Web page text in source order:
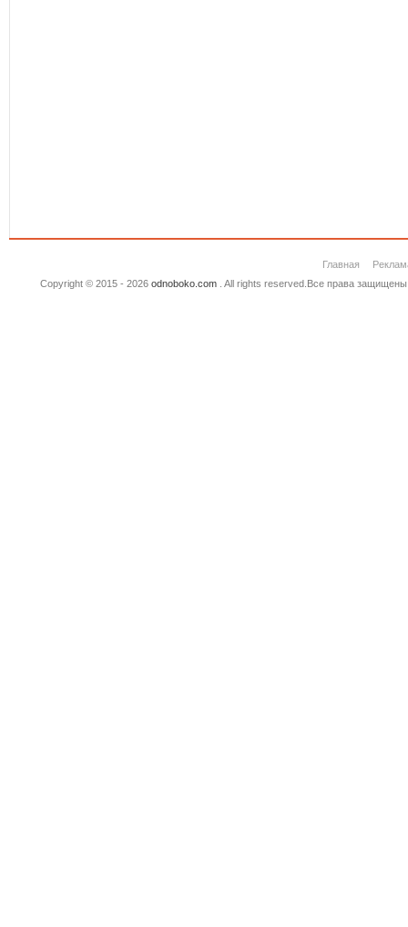
Главная
Copyright © 2015 - 2026 odnoboko.com. All rights reserved.Все права защищены.